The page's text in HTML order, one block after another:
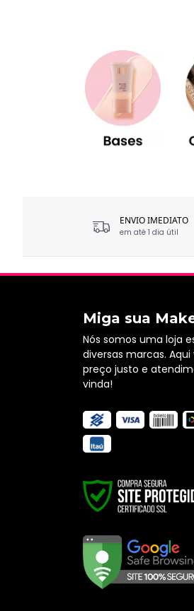
ENVIO IMEDIATO
em até 1 dia útil
Miga sua
Nós somos uma loja
diversas marcas.
preço justo e
vinda!